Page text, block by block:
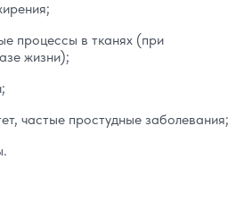
процессы в тканях (при
жизни);
частые простудные заболевания;